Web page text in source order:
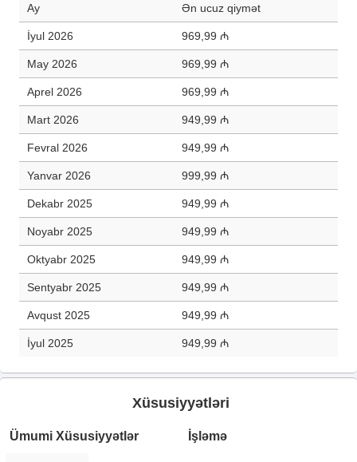
Ay Ən ucuz qiymət
İyul 2026 969,99 ₼
May 2026 969,99 ₼
Aprel 2026 969,99 ₼
Mart 2026 949,99 ₼
Fevral 2026 949,99 ₼
Yanvar 2026 999,99 ₼
Dekabr 2025 949,99 ₼
Noyabr 2025 949,99 ₼
Oktyabr 2025 949,99 ₼
Sentyabr 2025 949,99 ₼
Avqust 2025 949,99 ₼
İyul 2025 949,99 ₼
Xüsusiyyətləri
Ümumi Xüsusiyyətlər İşləmə